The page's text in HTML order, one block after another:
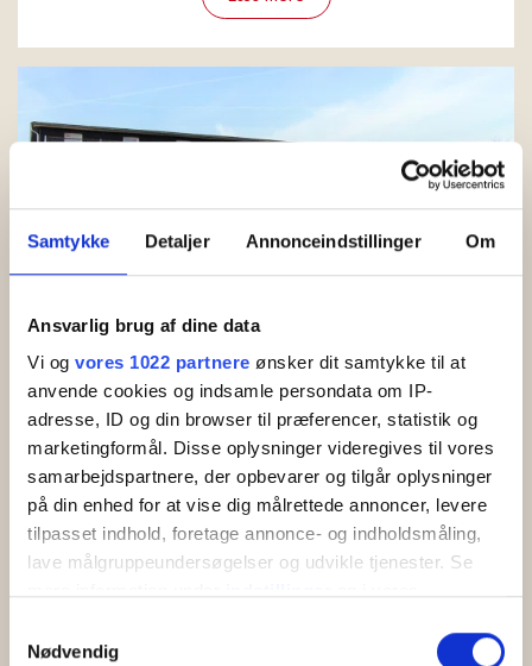
Samtykke Detaljer Annonceindstillinger Om
Ansvarlig brug af dine data
Vi og vores 1022 partnere ønsker dit samtykke til at
anvende cookies og indsamle persondata om IP-
adresse, ID og din browser til præferencer, statistik og
marketingformål. Disse oplysninger videregives til vores
samarbejdspartnere, der opbevarer og tilgår oplysninger
på din enhed for at vise dig målrettede annoncer, levere
tilpasset indhold, foretage annonce- og indholdsmåling,
lave målgruppeundersøgelser og udvikle tjenester. Se
tilbage eller ændre indstillinger fra vores
Nødvendig
Boderne Nr. 1
Boderne Nr. 1. Flotte ferielejligheder for 2-6
personer lige ved den dejlige sandstrand
Boderne. Læs mere og bestil din ferie direkte på…
Læs mere